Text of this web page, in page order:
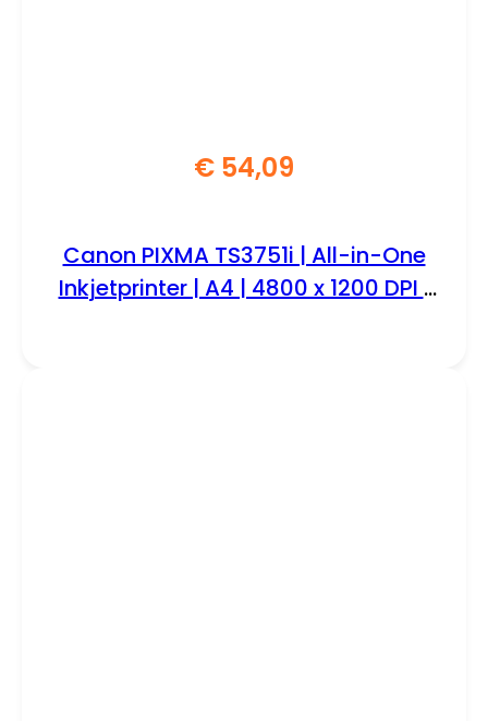
€ 54,09
Canon PIXMA TS3751i | All-in-One
Inkjetprinter | A4 | 4800 x 1200 DPI |